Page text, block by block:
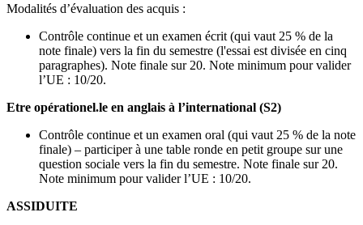
Modalités d’évaluation des acquis :
Contrôle continue et un examen écrit (qui vaut 25 % de la
note finale) vers la fin du semestre (l'essai est divisée en cinq
paragraphes). Note finale sur 20. Note minimum pour valider
l’UE : 10/20.
Etre opérationel.le en anglais à l’international (S2)
Contrôle continue et un examen oral (qui vaut 25 % de la note
finale) – participer à une table ronde en petit groupe sur une
question sociale vers la fin du semestre. Note finale sur 20.
Note minimum pour valider l’UE : 10/20.
ASSIDUITE